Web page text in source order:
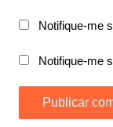
Notifique-me
Notifique-me